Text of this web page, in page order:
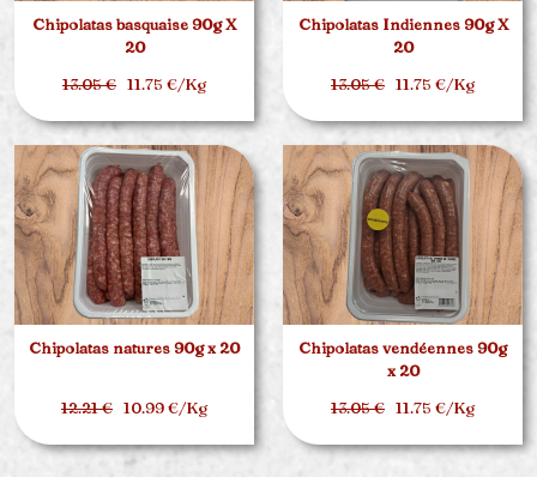
Chipolatas basquaise 90g X
20
13.05 € 11.75 €/Kg
Chipolatas Indiennes 90g X
20
13.05 € 11.75 €/Kg
Chipolatas natures 90g x 20
12.21 € 10.99 €/Kg
Chipolatas vendéennes 90g
x 20
13.05 € 11.75 €/Kg